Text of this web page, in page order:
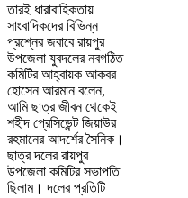
তারই ধারাবাহিকতায়
সাংবাদিকদের বিভিন্ন
প্রশ্নের জবাবে রায়পুর
উপজেলা যুবদলের নবগঠিত
কমিটির আহ্বায়ক আকবর
হোসেন আরমান বলেন,
আমি ছাত্র জীবন থেকেই
শহীদ প্রেসিডেন্ট জিয়াউর
রহমানের আদর্শের সৈনিক।
ছাত্র দলের রায়পুর
উপজেলা কমিটির সভাপতি
ছিলাম। দলের প্রতিটি